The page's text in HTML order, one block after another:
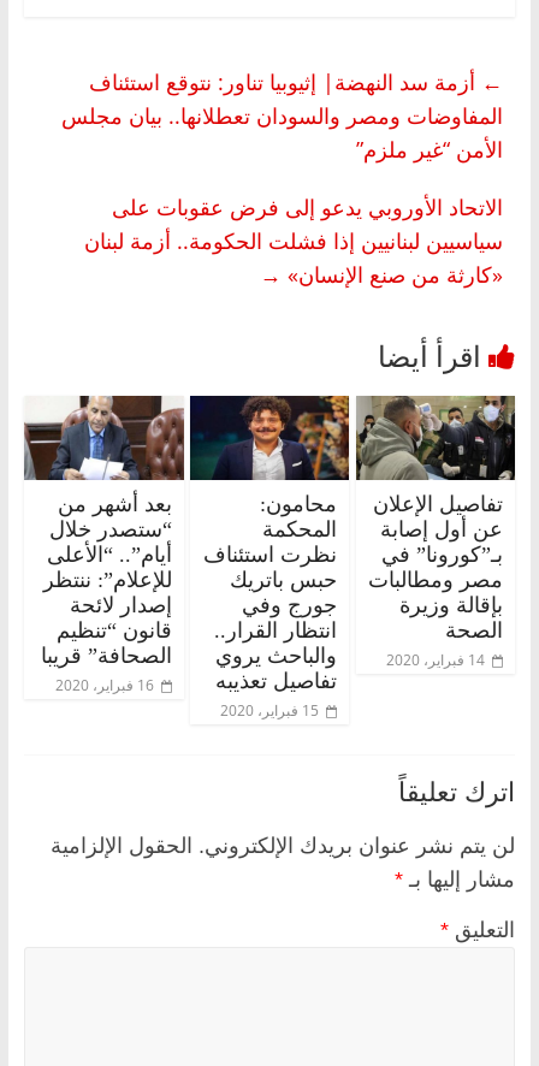
← أزمة سد النهضة| إثيوبيا تناور: نتوقع استئناف
المفاوضات ومصر والسودان تعطلانها.. بيان مجلس
الأمن “غير ملزم”
الاتحاد الأوروبي يدعو إلى فرض عقوبات على
سياسيين لبنانيين إذا فشلت الحكومة.. أزمة لبنان
«كارثة من صنع الإنسان» →
تفاصيل الإعلان
عن أول إصابة
بـ”كورونا” في
مصر ومطالبات
بإقالة وزيرة
الصحة
14 فبراير، 2020
محامون:
المحكمة
نظرت استئناف
حبس باتريك
جورج وفي
انتظار القرار..
والباحث يروي
تفاصيل تعذيبه
15 فبراير، 2020
بعد أشهر من
“ستصدر خلال
أيام”.. “الأعلى
للإعلام”: ننتظر
إصدار لائحة
قانون “تنظيم
الصحافة” قريبا
16 فبراير، 2020
اترك تعليقاً
لن يتم نشر عنوان بريدك الإلكتروني. الحقول الإلزامية
مشار إليها بـ *
التعليق *